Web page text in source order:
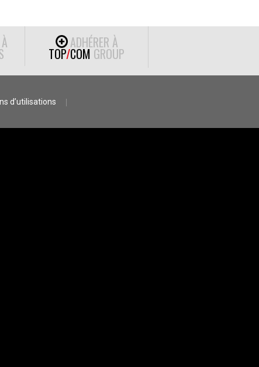
ADHÉRER À
TOP/COM GROUP
d’utilisations